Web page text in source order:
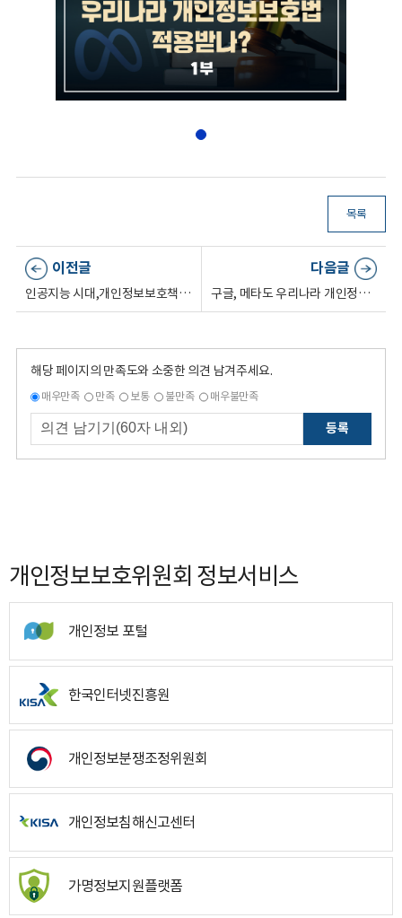
목록
이전글
인공지능 시대,개인정보보호책임자(CPO)의 역할
다음글
구글, 메타도 우리나라 개인정보보호법 적용받나? (2부)
해당 페이지의 만족도와 소중한 의견 남겨주세요.
매우만족 만족 보통 불만족 매우불만족
등록
개인정보보호위원회 정보서비스
개인정보 포털
한국인터넷진흥원
개인정보분쟁조정위원회
개인정보침해신고센터
가명정보지원플랫폼